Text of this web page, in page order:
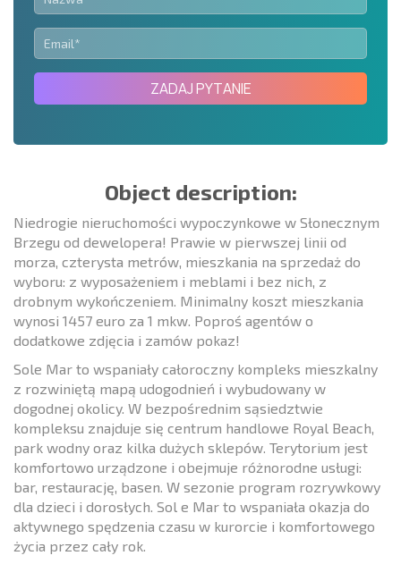
ZADAJ PYTANIE
Object description:
Niedrogie nieruchomości wypoczynkowe w Słonecznym
Brzegu od dewelopera! Prawie w pierwszej linii od
morza, czterysta metrów, mieszkania na sprzedaż do
wyboru: z wyposażeniem i meblami i bez nich, z
drobnym wykończeniem. Minimalny koszt mieszkania
wynosi 1457 euro za 1 mkw. Poproś agentów o
dodatkowe zdjęcia i zamów pokaz!
Sole Mar to wspaniały całoroczny kompleks mieszkalny
z rozwiniętą mapą udogodnień i wybudowany w
dogodnej okolicy. W bezpośrednim sąsiedztwie
kompleksu znajduje się centrum handlowe Royal Beach,
park wodny oraz kilka dużych sklepów. Terytorium jest
komfortowo urządzone i obejmuje różnorodne usługi:
bar, restaurację, basen. W sezonie program rozrywkowy
dla dzieci i dorosłych. Sol e Mar to wspaniała okazja do
aktywnego spędzenia czasu w kurorcie i komfortowego
życia przez cały rok.